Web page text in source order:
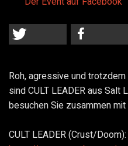
Roh, agressive und
sind CULT LEADER aus Salt
besuchen Sie zusammen mit
CULT LEADER (Crust/Doom):